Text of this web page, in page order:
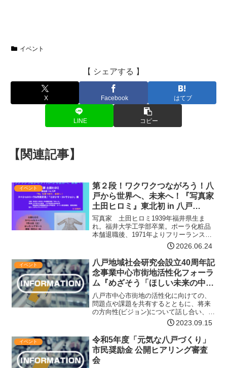
イベント
【 シェアする 】
X Facebook はてブ
LINE コピー
【関連記事】
イベント
第２段！ワクワクつながろう！八
戸から世界へ、未来へ！『写真家
土田ヒロミ』東北初 in 八戸
「今」を見つめて、未来へ！スペ
シャルトーク＆市民交流 /「ヒロ
シマ・コレクション」展
写真家 土田ヒロミ1939年福井県生ま
れ。福井大学工学部卒業。ポーラ化粧品
本舗退職後、1971年よりフリーランス
に。高度成長・バブル期、祝礼や土着文
化など変容する日本、境をめぐるベルリ
ン、イスラエルなど世界をテーマに撮
影。「自閉空間」（‘7…【詳細はコチ
ラ】
2026.06.24
イベント
八戸地域社会研究会設立40周年記
念事業中心市街地活性化フォーラ
ム『めざそう「ほしい未来の中心
市街地」』
八戸市中心市街地の活性化に向けての、
問題点や課題を共有するとともに、将来
の方向性(ビジョン)について話し合い、そ
の実現の可能性を探ります。日時令和5年
9月30日(土) 14:00～16:30会場八戸ポー
タルミュージアムはっち １階 シアター…
【詳細はコチラ】
2023.09.15
イベント
令和5年度「元気な八戸づくり」
市民奨励金 公開ヒアリング審査
会